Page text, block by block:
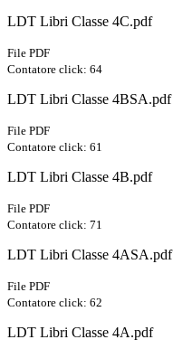
LDT Libri Classe 4C.pdf
File PDF
Contatore click: 64
LDT Libri Classe 4BSA.pdf
File PDF
Contatore click: 61
LDT Libri Classe 4B.pdf
File PDF
Contatore click: 71
LDT Libri Classe 4ASA.pdf
File PDF
Contatore click: 62
LDT Libri Classe 4A.pdf